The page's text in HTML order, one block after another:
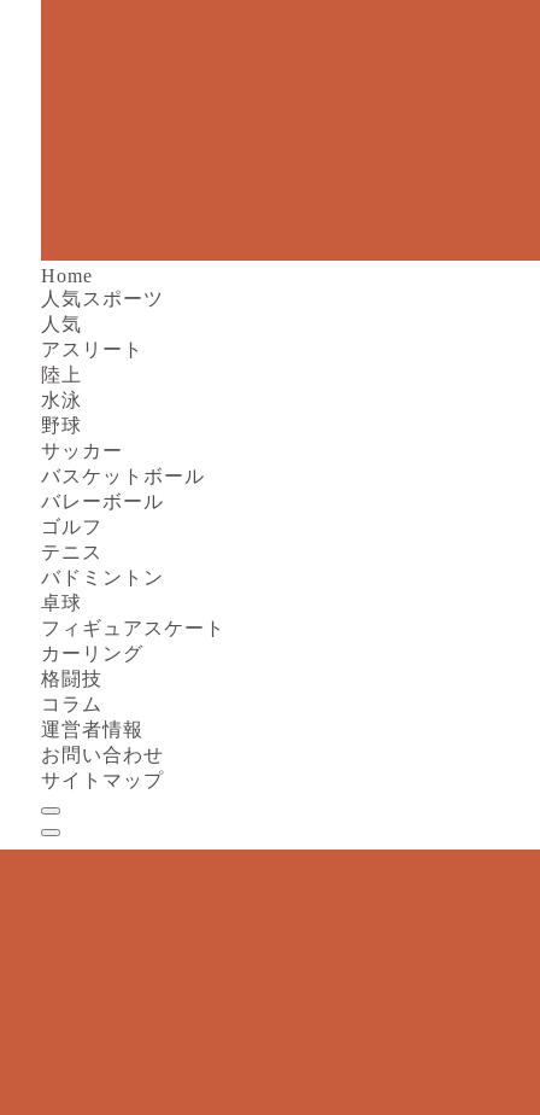
Home
人気スポーツ
人気
アスリート
陸上
水泳
野球
サッカー
バスケットボール
バレーボール
ゴルフ
テニス
バドミントン
卓球
フィギュアスケート
カーリング
格闘技
コラム
運営者情報
お問い合わせ
サイトマップ